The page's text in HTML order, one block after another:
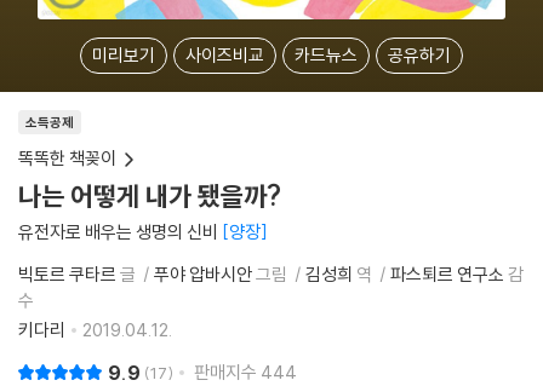
미리보기 사이즈비교 카드뉴스 공유하기
소득공제
똑똑한 책꽂이
나는 어떻게 내가 됐을까?
유전자로 배우는 생명의 신비
양장
빅토르 쿠타르 글 푸야 압바시안그림 김성희 역 파스퇴르 연구소 감
수
키다리
2019.04.12.
9.9 17 판매지수 444